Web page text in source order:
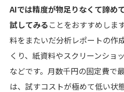
AIでは精度が物足りなくて諦め
試してみる ことをおすすめしま
料をまたいだ分析レポートの作
くり、紙資料やスクリーンショ
などです。月数千円の固定費で
は、試すコストが極めて低い状態